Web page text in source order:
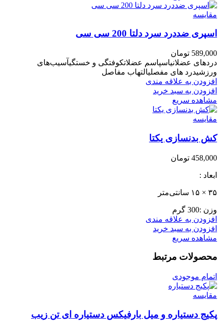
مقایسه
اسپری ضددرد سرد دلتا 200 سی سی
589,000 تومان
دردهای عضلانیاسپاسم عضلاتکوفتگی و خستگیآسیب‌های
ورزشیدرد های مفصلیالتهاب مفاصل
افزودن به علاقه مندی
افزودن به سبد خرید
مشاهده سریع
مقایسه
کش بدنسازی یکتا
458,000 تومان
ابعاد :
۳۵ × ۱۵ سانتی‌متر
وزن :300 گرم
افزودن به علاقه مندی
افزودن به سبد خرید
مشاهده سریع
محصولات مرتبط
اتمام موجودی
مقایسه
پکیج دستیاره و میل بارفیکس دستیاره ای تن زیب